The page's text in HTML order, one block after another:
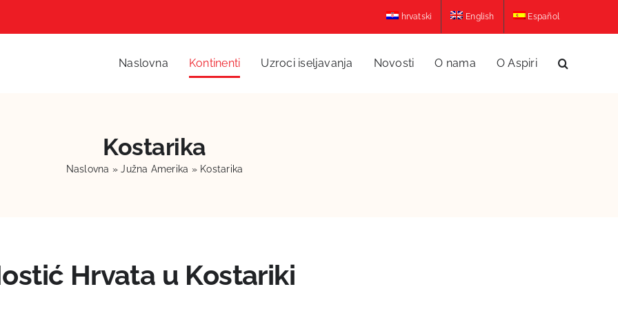
hrvatski English Español
Naslovna Kontinenti Uzroci iseljavanja Novosti O nama O Aspiri
Kostarika
Naslovna »Južna Amerika » Kostarika
Hrvata u Kostariki